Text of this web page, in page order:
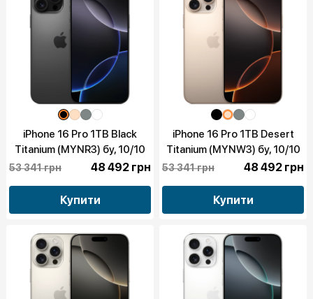
iPhone 16 Pro 1TB Black
Titanium (MYNR3) бу, 10/10
53 341 грн 48 492 грн
Купити
iPhone 16 Pro 1TB Desert
Titanium (MYNW3) бу, 10/10
53 341 грн 48 492 грн
Купити